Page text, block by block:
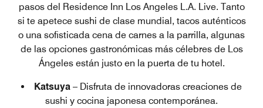
pasos del Residence Inn Los Angeles L.A. Live. Tanto
si te apetece sushi de clase mundial, tacos auténticos
o una sofisticada cena de carnes a la parrilla, algunas
de las opciones gastronómicas más célebres de Los
Ángeles están justo en la puerta de tu hotel.
Katsuya – Disfruta de innovadoras creaciones de
sushi y cocina japonesa contemporánea.